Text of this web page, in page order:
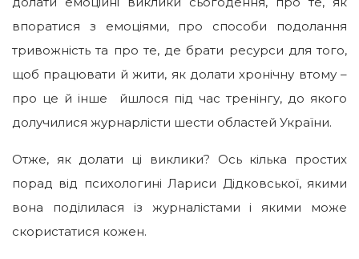
впоратися з емоціями, про способи подолання
тривожність та про те, де брати ресурси для того,
щоб працювати й жити, як долати хронічну втому –
про це й інше йшлося під час тренінгу, до якого
долучилися журнарлісти шести областей України.
Отже, як долати ці виклики? Ось кілька простих
порад від психологині Лариси Дідковської, якими
вона поділилася із журналістами і якими може
скористатися кожен.